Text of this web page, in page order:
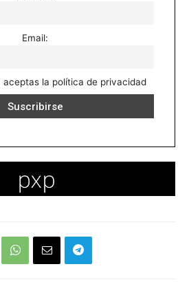
Email:
aceptas la política de privacidad